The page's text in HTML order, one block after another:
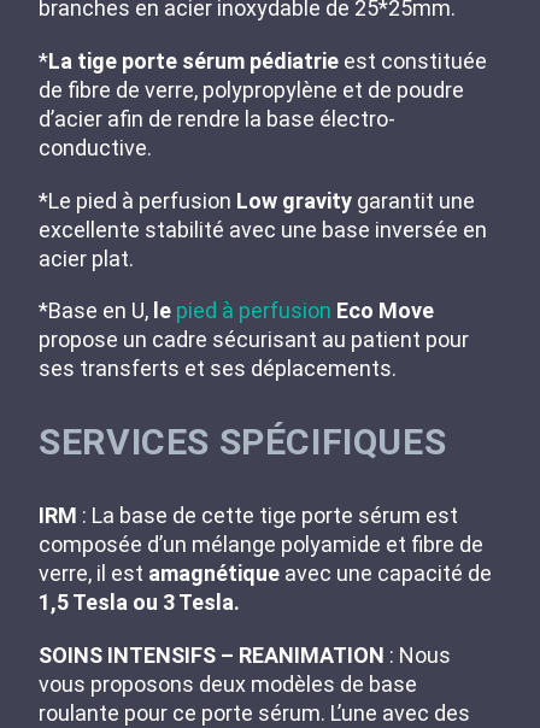
branches en acier inoxydable de 25*25mm.
*La tige porte sérum pédiatrie est constituée
de fibre de verre, polypropylène et de poudre
d’acier afin de rendre la base électro-
conductive.
*Le pied à perfusion Low gravity garantit une
excellente stabilité avec une base inversée en
acier plat.
*Base en U, le pied à perfusion Eco Move
propose un cadre sécurisant au patient pour
ses transferts et ses déplacements.
SERVICES SPÉCIFIQUES
IRM : La base de cette tige porte sérum est
composée d’un mélange polyamide et fibre de
verre, il est amagnétique avec une capacité de
1,5 Tesla ou 3 Tesla.
SOINS INTENSIFS – REANIMATION : Nous
vous proposons deux modèles de base
roulante pour ce porte sérum. L’une avec des